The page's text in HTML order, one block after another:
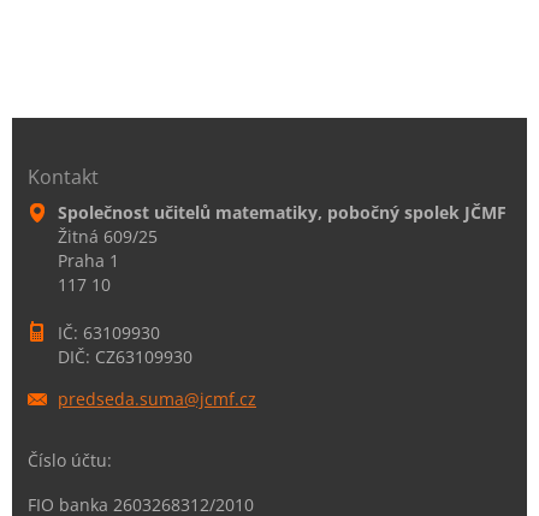
Kontakt
Společnost učitelů matematiky, pobočný spolek JČMF
Žitná 609/25
Praha 1
117 10
IČ: 63109930
DIČ: CZ63109930
predseda.suma@jcmf.cz
Číslo účtu:
FIO banka 2603268312/2010